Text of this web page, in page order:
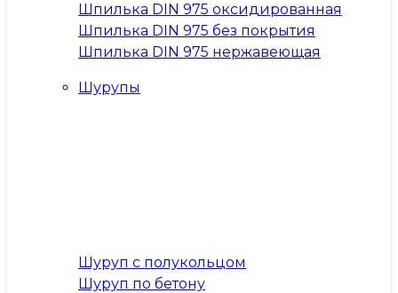
Шпилька DIN 975 оксидированная
Шпилька DIN 975 без покрытия
Шпилька DIN 975 нержавеющая
Шурупы
Шуруп с полукольцом
Шуруп по бетону